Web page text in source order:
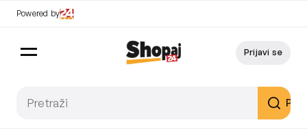
Powered by
Prijavi se